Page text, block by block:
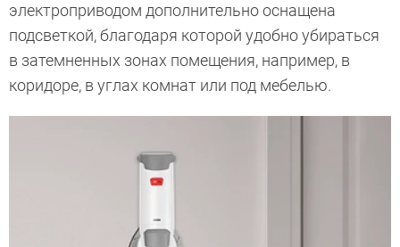
электроприводом дополнительно оснащена
подсветкой, благодаря которой удобно убираться
в затемненных зонах помещения, например, в
коридоре, в углах комнат или под мебелью.